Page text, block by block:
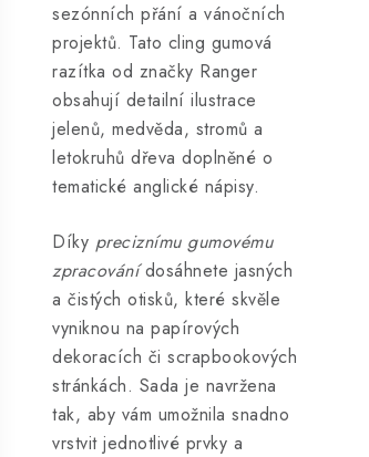
sezónních přání a vánočních
projektů. Tato cling gumová
razítka od značky Ranger
obsahují detailní ilustrace
jelenů, medvěda, stromů a
letokruhů dřeva doplněné o
tematické anglické nápisy.
Díky preciznímu gumovému
zpracovánídosáhnete jasných
a čistých otisků, které skvěle
vyniknou na papírových
dekoracích či scrapbookových
stránkách. Sada je navržena
tak, aby vám umožnila snadno
vrstvit jednotlivé prvky a